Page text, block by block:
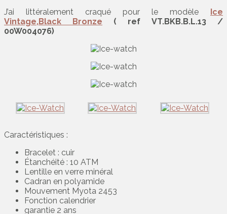
J’ai littéralement craqué pour le modèle Ice
Vintage,Black Bronze ( ref VT.BKB.B.L.13 /
00W004076)
Caractéristiques :
Bracelet : cuir
Étanchéité : 10 ATM
Lentille en verre minéral
Cadran en polyamide
Mouvement Myota 2453
Fonction calendrier
garantie 2 ans